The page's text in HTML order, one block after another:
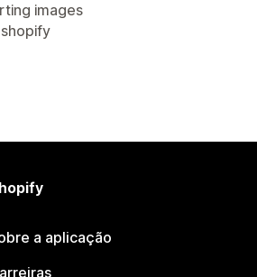
images
a aplicação